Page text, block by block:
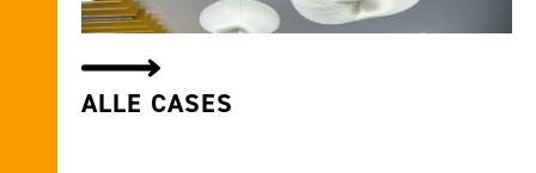
ALLE CASES